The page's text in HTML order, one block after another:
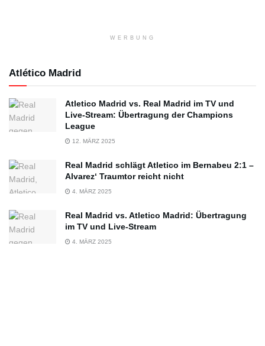
WERBUNG
Atlético Madrid
Atletico Madrid vs. Real Madrid im TV und
Live-Stream: Übertragung der Champions
League
12. MÄRZ 2025
Real Madrid schlägt Atletico im Bernabeu 2:1 –
Alvarez‘ Traumtor reicht nicht
4. MÄRZ 2025
Real Madrid vs. Atletico Madrid: Übertragung
im TV und Live-Stream
4. MÄRZ 2025